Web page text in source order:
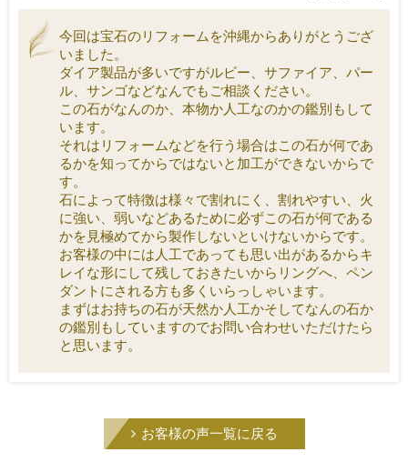
今回は宝石のリフォームを沖縄からありがとうござ
いました。
ダイア製品が多いですがルビー、サファイア、パー
ル、サンゴなどなんでもご相談ください。
この石がなんのか、本物か人工なのかの鑑別もして
います。
それはリフォームなどを行う場合はこの石が何であ
るかを知ってからではないと加工ができないからで
す。
石によって特徴は様々で割れにく、割れやすい、火
に強い、弱いなどあるために必ずこの石が何である
かを見極めてから製作しないといけないからです。
お客様の中には人工であっても思い出があるからキ
レイな形にして残しておきたいからリングへ、ペン
ダントにされる方も多くいらっしゃいます。
まずはお持ちの石が天然か人工かそしてなんの石か
の鑑別もしていますのでお問い合わせいただけたら
と思います。
お客様の声一覧に戻る